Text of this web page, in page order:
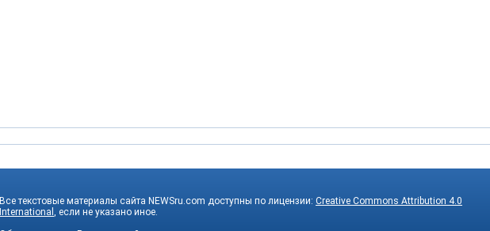
Все текстовые материалы сайта NEWSru.com доступны по лицензии: Creative Commons Attribution 4.0
International , если не указано иное.